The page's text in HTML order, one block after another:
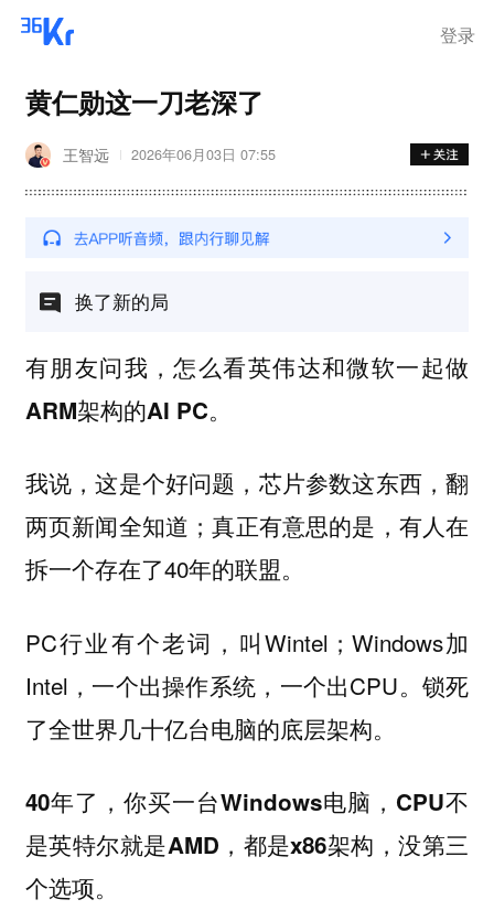
登录
黄仁勋这一刀老深了
王智远 2026年06月03日 07:55
换了新的局
有朋友问我，怎么看英伟达和微软一起做
ARM架构的AI PC。
我说，这是个好问题，芯片参数这东西，翻
两页新闻全知道；真正有意思的是，有人在
拆一个存在了40年的联盟。
PC行业有个老词，叫Wintel；Windows加
Intel，一个出操作系统，一个出CPU。锁死
了全世界几十亿台电脑的底层架构。
40年了，你买一台Windows电脑，CPU不
是英特尔就是AMD，都是x86架构，没第三
个选项。